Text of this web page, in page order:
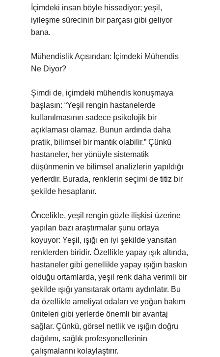
İçimdeki insan böyle hissediyor; yeşil,
iyileşme sürecinin bir parçası gibi geliyor
bana.
Mühendislik Açısından: İçimdeki Mühendis
Ne Diyor?
Şimdi de, içimdeki mühendis konuşmaya
başlasın: “Yeşil rengin hastanelerde
kullanılmasının sadece psikolojik bir
açıklaması olamaz. Bunun ardında daha
pratik, bilimsel bir mantık olabilir.” Çünkü
hastaneler, her yönüyle sistematik
düşünmenin ve bilimsel analizlerin yapıldığı
yerlerdir. Burada, renklerin seçimi de titiz bir
şekilde hesaplanır.
Öncelikle, yeşil rengin gözle ilişkisi üzerine
yapılan bazı araştırmalar şunu ortaya
koyuyor: Yeşil, ışığı en iyi şekilde yansıtan
renklerden biridir. Özellikle yapay ışık altında,
hastaneler gibi genellikle yapay ışığın baskın
olduğu ortamlarda, yeşil renk daha verimli bir
şekilde ışığı yansıtarak ortamı aydınlatır. Bu
da özellikle ameliyat odaları ve yoğun bakım
üniteleri gibi yerlerde önemli bir avantaj
sağlar. Çünkü, görsel netlik ve ışığın doğru
dağılımı, sağlık profesyonellerinin
çalışmalarını kolaylaştırır.